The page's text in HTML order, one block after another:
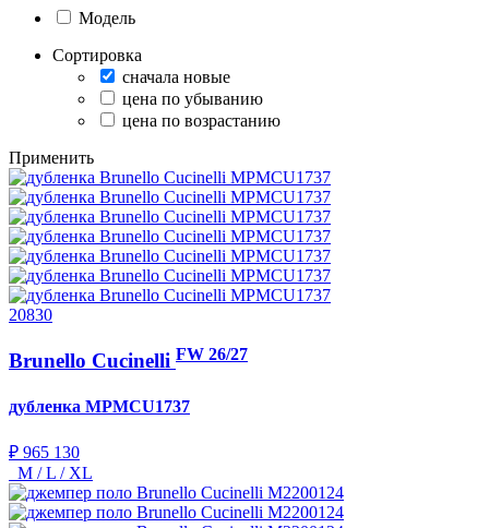
Модель
Сортировка
сначала новые
цена по убыванию
цена по возрастанию
Применить
20830
Brunello Cucinelli FW 26/27
дубленка MPMCU1737
₽ 965 130
M / L / XL